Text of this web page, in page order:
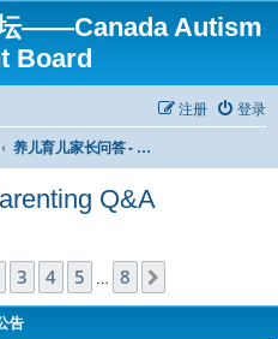
——Canada Autism
Board
登录
注册
养儿育儿家长问答 - Parenting Q&A
Q&A
/
3 4 5 … 8
告